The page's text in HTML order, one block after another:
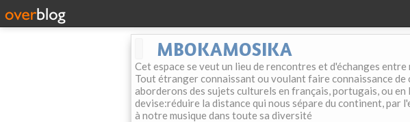
MBOKAMOSIKA
Cet espace se veut un lieu de rencontres et d'échanges
Tout étranger connaissant ou voulant faire connaissance
aborderons des sujets culturels en français, portugais, ou
devise:réduire la distance qui nous sépare du continent, par
à notre musique dans toute sa diversité